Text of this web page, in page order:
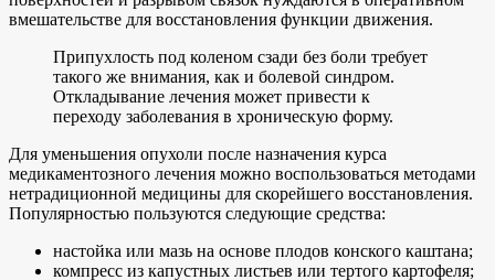
вмешательстве для восстановления функции движения.
Припухлость под коленом сзади без боли требует
такого же внимания, как и болевой синдром.
Откладывание лечения может привести к
переходу заболевания в хроническую форму.
Для уменьшения опухоли после назначения курса
медикаментозного лечения можно воспользоваться методами
нетрадиционной медицины для скорейшего восстановления.
Популярностью пользуются следующие средства:
настойка или мазь на основе плодов конского каштана;
компресс из капустных листьев или тертого картофеля;